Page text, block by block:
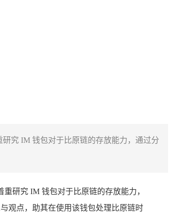
究 IM 钱包对于比原链的存放能力，通过分
研究 IM 钱包对于比原链的存放能力，
观点，助其在使用该钱包处理比原链时